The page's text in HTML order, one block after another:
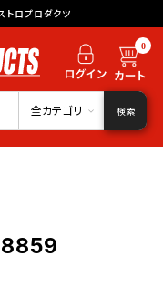
トロプロダクツ
0
全カテゴリ 検索
8859